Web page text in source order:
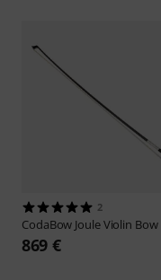
2
CodaBow Joule Violin Bow
869 €